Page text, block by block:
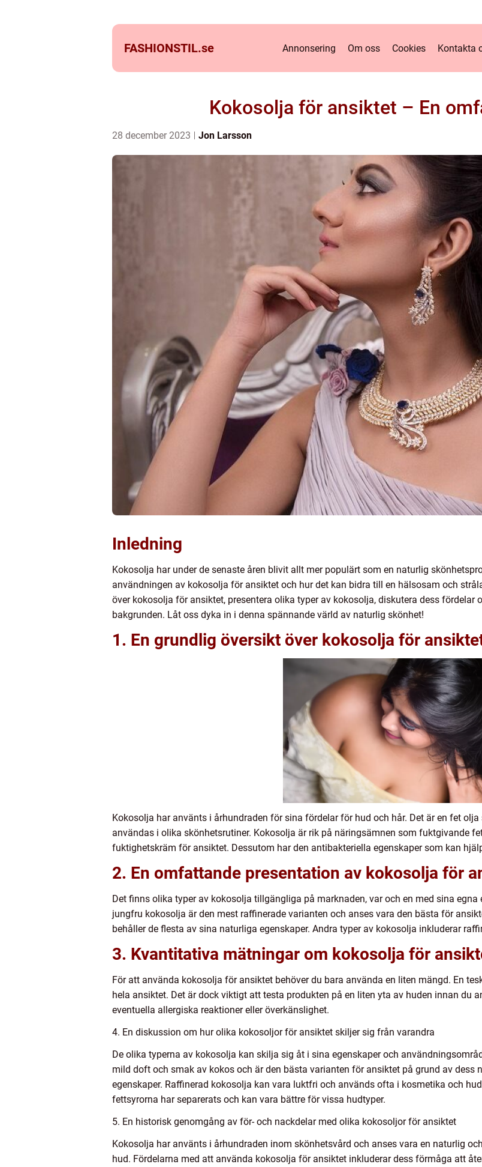
FASHIONSTIL.se Annonsering Om oss Cookies Kontakta
Kokosolja för ansiktet – En
28 december 2023 Jon Larsson
Inledning
Kokosolja har under de senaste åren blivit allt mer populärt som en naturlig
användningen av kokosolja för ansiktet och hur det kan bidra till en hälsosam och
över kokosolja för ansiktet, presentera olika typer av kokosolja, diskutera dess
bakgrunden. Låt oss dyka in i denna spännande värld av naturlig skönhet!
1. En grundlig översikt över kokosolja för
Kokosolja har använts i århundraden för sina fördelar för hud och hår. Det är en fet
användas i olika skönhetsrutiner. Kokosolja är rik på näringsämnen som fuktgivande
fuktighetskräm för ansiktet. Dessutom har den antibakteriella egenskaper som kan
2. En omfattande presentation av kokosolja för
Det finns olika typer av kokosolja tillgängliga på marknaden, var och en med sina
jungfru kokosolja är den mest raffinerade varianten och anses vara den bästa för
behåller de flesta av sina naturliga egenskaper. Andra typer av kokosolja inkluderar
3. Kvantitativa mätningar om kokosolja för
För att använda kokosolja för ansiktet behöver du bara använda en liten mängd. En
hela ansiktet. Det är dock viktigt att testa produkten på en liten yta av huden innan du
eventuella allergiska reaktioner eller överkänslighet.
4. En diskussion om hur olika kokosoljor för ansiktet skiljer sig från varandra
De olika typerna av kokosolja kan skilja sig åt i sina egenskaper och
mild doft och smak av kokos och är den bästa varianten för ansiktet på grund av
egenskaper. Raffinerad kokosolja kan vara luktfri och används ofta i kosmetika och
fettsyrorna har separerats och kan vara bättre för vissa hudtyper.
5. En historisk genomgång av för- och nackdelar med olika kokosoljor för ansiktet
Kokosolja har använts i århundraden inom skönhetsvård och anses vara en naturlig
hud. Fördelarna med att använda kokosolja för ansiktet inkluderar dess förmåga att